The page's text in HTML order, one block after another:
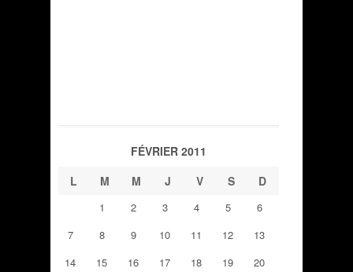
FÉVRIER 2011
L
M M J V S D
1 2 3 4 5
6
7
8 9 10 11 12
13
14
15 16 17 18 19
20